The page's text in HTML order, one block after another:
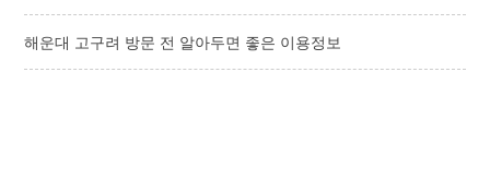
해운대 고구려 방문 전 알아두면 좋은 이용정보